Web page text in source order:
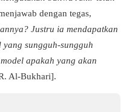
dengan tegas,
Justru ia mendapatkan
sungguh-sungguh
apakah yang akan
Al-Bukhari].